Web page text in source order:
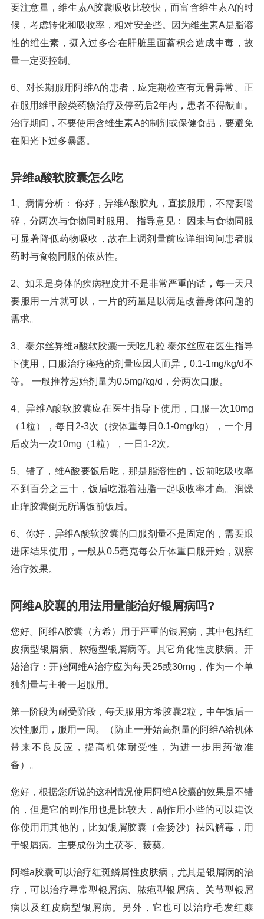
要注意量，维生素A胶囊吸收比较快，而富含维生素A的时
候，考虑转化和吸收率，相对安全些。因为维生素A是脂溶
性的维生素，摄入过多会在肝脏里面蓄积会造成中毒，故
量一定要控制。
6、对长期服用阿维A的患者，应定期检查有无骨异常。正
在服用维甲酸类药物治疗及停药后2年内，患者不得献血。
治疗期间，不要使用含维生素A的制剂或保健食品，要避免
在阳光下过多暴露。
异维a酸软胶囊怎么吃
1、病情分析： 你好，异维A酸胶丸，直接服用，不需要嚼
碎，分两次与食物同时服用。 指导意见： 因未与食物同服
可显著降低药物吸收，故在上调剂量前应详细询问患者服
药时与食物同服的依从性。
2、如果是身体的疾病程度并不是非常严重的话，每一天只
要服用一片就可以，一片的药量足以满足改善身体问题的
需求。
3、泰尔丝异维a酸软胶囊一天吃几粒 泰尔丝应在医生指导
下使用，口服治疗痤疮的剂量应因人而异，0.1-1mg/kg/d不
等。 一般推荐起始剂量为0.5mg/kg/d，分两次口服。
4、异维A酸软胶囊应在医生指导下使用，口服一次10mg
（1粒），每日2-3次（按体重每日0.1-0mg/kg），一个月
后改为一次10mg（1粒），一日1-2次。
5、错了，维A酸要饭后吃，那是脂溶性的，饭前吃吸收率
不到百分之三十，饭后吃混着油脂一起吸收率才高。润燥
止痒胶囊倒无所谓饭前饭后。
6、你好，异维A酸软胶囊的口服剂量不是固定的，需要跟
进床结果使用，一般从0.5毫克每公斤体重口服开始，观察
治疗效果。
阿维A胶襄的用法用量能治好银屑病吗?
您好。阿维A胶囊（方希）用于严重的银屑病，其中包括红
皮病型银屑病、脓疱型银屑病等。其它角化性皮肤病。开
始治疗：开始阿维A治疗应为每天25或30mg，作为一个单
独剂量与主餐一起服用。
第一阶段为耐受阶段，每天服用方希胶囊2粒，中午饭后一
次性服用，服用一周。（防止一开始高剂量的阿维A给机体
带来不良反应，提高机体耐受性，为进一步用药做准
备）。
您好，根据您所说的这种情况使用阿维A胶囊的效果是不错
的，但是它的副作用也是比较大，副作用小些的可以建议
你使用用其他的，比如银屑胶囊（金扬沙）祛风解毒，用
于银屑病。主要成份为土茯苓、菝葜。
阿维a胶囊可以治疗红斑鳞屑性皮肤病，尤其是银屑病的治
疗，可以治疗寻常型银屑病、脓疱型银屑病、关节型银屑
病以及红皮病型银屑病。另外，它也可以治疗毛发红糠